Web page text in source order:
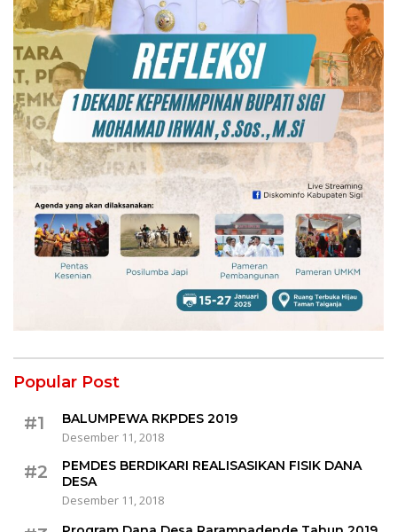
Popular Post
#1
BALUMPEWA RKPDES 2019
Desember 11, 2018
#2
PEMDES BERDIKARI REALISASIKAN FISIK DANA
DESA
Desember 11, 2018